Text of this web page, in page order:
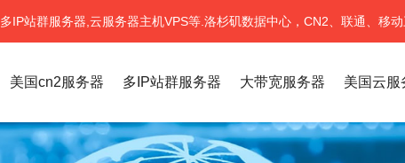
站群服务器,云服务器主机VPS等.洛杉矶数据中心，CN2、联通、移动
美国cn2服务器 多IP站群服务器 大带宽服务器 美国云服